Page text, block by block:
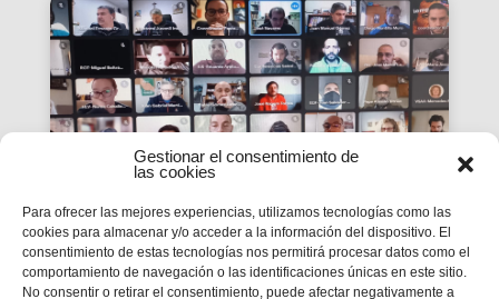
Gestionar el consentimiento de
las cookies
Para ofrecer las mejores experiencias, utilizamos tecnologías como las
cookies para almacenar y/o acceder a la información del dispositivo. El
consentimiento de estas tecnologías nos permitirá procesar datos como el
comportamiento de navegación o las identificaciones únicas en este sitio.
No consentir o retirar el consentimiento, puede afectar negativamente a
La #PasquaSalesiana 2022